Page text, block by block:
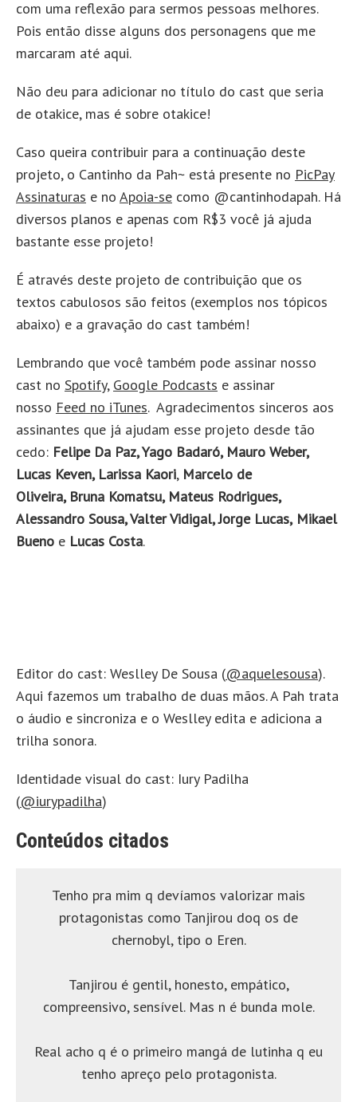
com uma reflexão para sermos pessoas melhores.
Pois então disse alguns dos personagens que me
marcaram até aqui.
Não deu para adicionar no título do cast que seria
de otakice, mas é sobre otakice!
Caso queira contribuir para a continuação deste
projeto, o Cantinho da Pah~ está presente no PicPay
Assinaturas e no Apoia-se como @cantinhodapah. Há
diversos planos e apenas com R$3 você já ajuda
bastante esse projeto!
É através deste projeto de contribuição que os
textos cabulosos são feitos (exemplos nos tópicos
abaixo) e a gravação do cast também!
Lembrando que você também pode assinar nosso
cast no Spotify, Google Podcasts e assinar
nosso Feed no iTunes. Agradecimentos sinceros aos
assinantes que já ajudam esse projeto desde tão
cedo: Felipe Da Paz, Yago Badaró, Mauro Weber,
Lucas Keven, Larissa Kaori, Marcelo de
Oliveira, Bruna Komatsu, Mateus Rodrigues,
Alessandro Sousa, Valter Vidigal, Jorge Lucas, Mikael
Bueno e Lucas Costa.
Editor do cast: Weslley De Sousa (@aquelesousa).
Aqui fazemos um trabalho de duas mãos. A Pah trata
o áudio e sincroniza e o Weslley edita e adiciona a
trilha sonora.
Identidade visual do cast: Iury Padilha
(@iurypadilha)
Conteúdos citados
Tenho pra mim q devíamos valorizar mais
protagonistas como Tanjirou doq os de
chernobyl, tipo o Eren.
Tanjirou é gentil, honesto, empático,
compreensivo, sensível. Mas n é bunda mole.
Real acho q é o primeiro mangá de lutinha q eu
tenho apreço pelo protagonista.